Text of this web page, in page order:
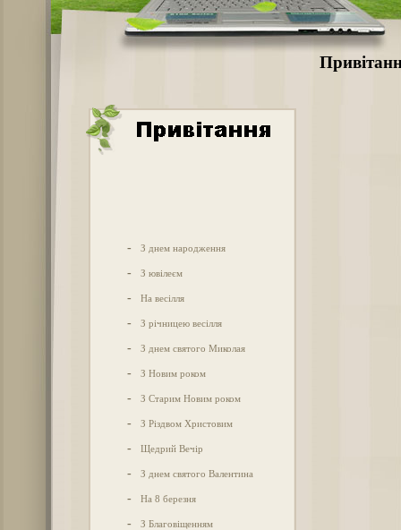
- З днем народження
- З ювілеєм
- На весілля
- З річницею весілля
- З днем святого Миколая
- З Новим роком
- З Старим Новим роком
- З Різдвом Христовим
- Щедрий Вечір
- З днем святого Валентина
- На 8 березня
- З Благовіщенням